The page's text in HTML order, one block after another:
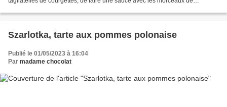
Szarlotka, tarte aux pommes polonaise
Publié le 01/05/2023 à 16:04
Par madame chocolat